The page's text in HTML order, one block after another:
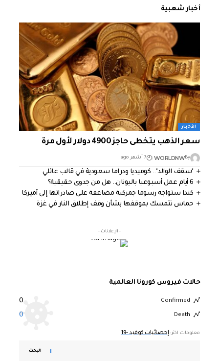
أخبار شعبية
الأخبار
سعر الذهب يتخطى حاجز 4900 دولار لأول مرة
By
WORLDNW 7 أشهر ago
"سقف الوالد".. كوميديا ودراما سعودية في قالب عائلي
6 أيام عمل أسبوعيا باليونان.. هل من جدوى حقيقية؟
كندا ستواجه رسوما جمركية مضاعفة على صادراتها إلى أميركا
حماس تتمسك بموقفها بشأن وقف إطلاق النار في غزة
- الإعلانات -
حالات فيروس كورونا العالمية
Confirmed
0
Death
0
معلومات اكثر: إحصائيات كوفيد -19
البحث